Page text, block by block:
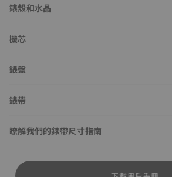
錶殼和水晶
機芯
錶盤
錶帶
瞭解我們的錶帶尺寸指南